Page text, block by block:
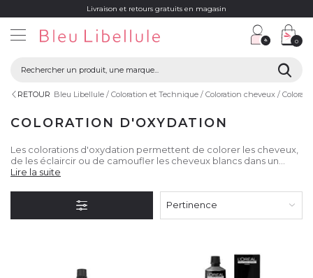
Livraison et retours gratuits en magasin
0
RETOUR Bleu Libellule Coloration et Technique Coloration cheveux
COLORATION D'OXYDATION
Les colorations d'oxydation permettent de colorer les cheveux,
de les éclaircir ou de camoufler les cheveux blancs dans un
grand choix de nuances et de reflets froids ou chauds.
Lire la suite
Pertinence